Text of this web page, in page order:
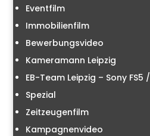
Eventfilm
Immobilienfilm
Bewerbungsvideo
Kameramann Leipzig
EB-Team Leipzig – Sony FS5
Spezial
Zeitzeugenfilm
Kampagnenvideo